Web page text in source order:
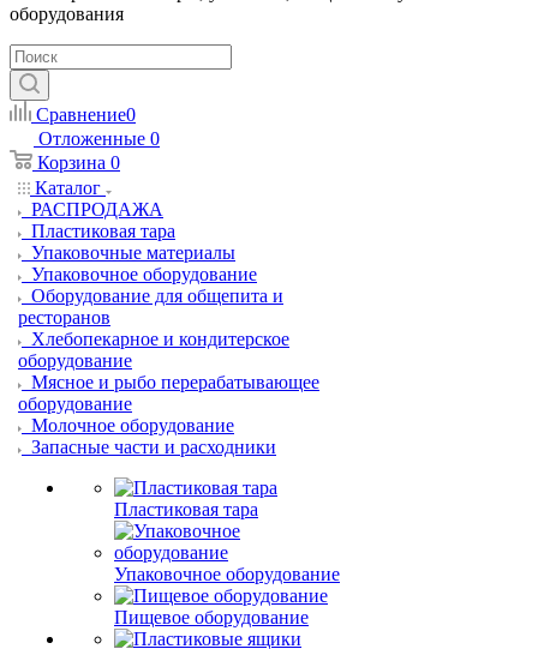
оборудования
Сравнение0
Отложенные 0
Корзина 0
Каталог
РАСПРОДАЖА
Пластиковая тара
Упаковочные материалы
Упаковочное оборудование
Оборудование для общепита и
ресторанов
Хлебопекарное и кондитерское
оборудование
Мясное и рыбо перерабатывающее
оборудование
Молочное оборудование
Запасные части и расходники
Пластиковая тара
Упаковочное оборудование
Пищевое оборудование